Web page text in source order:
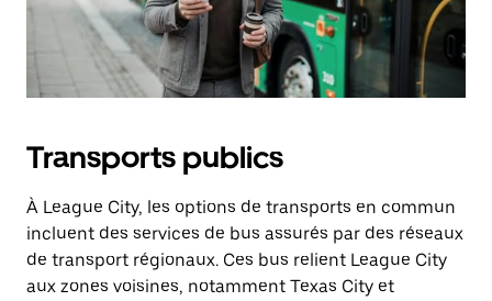
Transports publics
À League City, les options de transports en commun
incluent des services de bus assurés par des réseaux
de transport régionaux. Ces bus relient League City
aux zones voisines, notamment Texas City et